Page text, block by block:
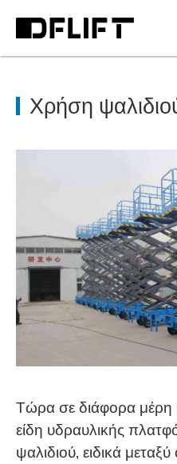
Χρήση
Τώρα σε διάφορα μέρη
είδη υδραυλικής
ψαλιδιού, ειδικά